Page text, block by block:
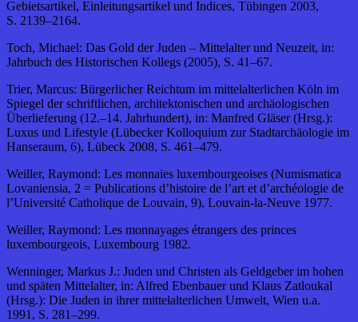
Gebietsartikel, Einleitungsartikel und Indices, Tübingen 2003,
S. 2139–2164.
Toch, Michael: Das Gold der Juden – Mittelalter und Neuzeit, in:
Jahrbuch des Historischen Kollegs (2005), S. 41–67.
Trier, Marcus: Bürgerlicher Reichtum im mittelalterlichen Köln im
Spiegel der schriftlichen, architektonischen und archäologischen
Überlieferung (12.–14. Jahrhundert), in: Manfred Gläser (Hrsg.):
Luxus und Lifestyle (Lübecker Kolloquium zur Stadtarchäologie im
Hanseraum, 6), Lübeck 2008, S. 461–479.
Weiller, Raymond: Les monnaies luxembourgeoises (Numismatica
Lovaniensia, 2 = Publications d’histoire de l’art et d’archéologie de
l’Université Catholique de Louvain, 9), Louvain-la-Neuve 1977.
Weiller, Raymond: Les monnayages étrangers des princes
luxembourgeois, Luxembourg 1982.
Wenninger, Markus J.: Juden und Christen als Geldgeber im hohen
und späten Mittelalter, in: Alfred Ebenbauer und Klaus Zatloukal
(Hrsg.): Die Juden in ihrer mittelalterlichen Umwelt, Wien u.a.
1991, S. 281–299.